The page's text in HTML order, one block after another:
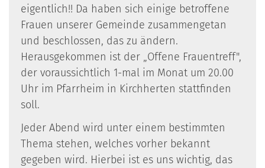
eigentlich!! Da haben sich einige betroffene
Frauen unserer Gemeinde zusammengetan
und beschlossen, das zu ändern.
Herausgekommen ist der „Offene Frauentreff",
der voraussichtlich 1-mal im Monat um 20.00
Uhr im Pfarrheim in Kirchherten stattfinden
soll.
Jeder Abend wird unter einem bestimmten
Thema stehen, welches vorher bekannt
gegeben wird. Hierbei ist es uns wichtig, das